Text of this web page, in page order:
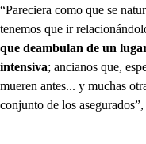
“Pareciera como que se
tenemos que ir
que deambulan de un
intensiva; ancianos que,
mueren antes... y muchas
conjunto de los